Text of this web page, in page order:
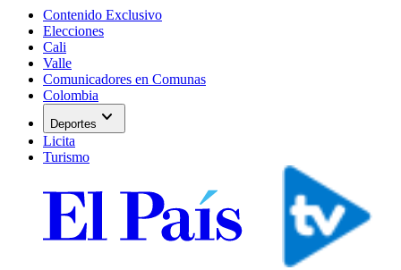
Contenido Exclusivo
Elecciones
Cali
Valle
Comunicadores en Comunas
Colombia
Deportes expand_more
Licita
Turismo